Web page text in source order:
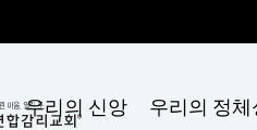
우리의 신앙 우리의 정체